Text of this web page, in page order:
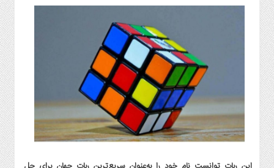
و
شهری
گاز
و
پتروشیمی
صنعت
و
خودرو
استارت